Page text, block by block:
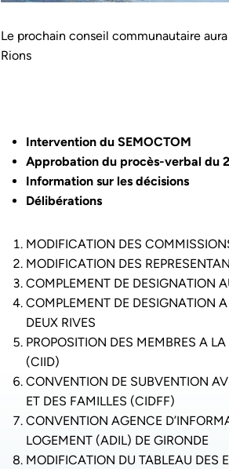
Le prochain conseil communautaire
Rions
Intervention du SEMOCTOM
Approbation du procès-verbal du
Information sur les décisions
Délibérations
MODIFICATION DES
MODIFICATION DES
COMPLEMENT DE DESIGNATION
COMPLEMENT DE DESIGNATION
DEUX RIVES
PROPOSITION DES MEMBRES A
(CIID)
CONVENTION DE SUBVENTION
ET DES FAMILLES (CIDFF)
CONVENTION AGENCE
LOGEMENT (ADIL) DE GIRONDE
MODIFICATION DU TABLEAU DES